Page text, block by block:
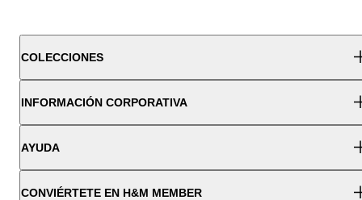
COLECCIONES
INFORMACIÓN CORPORATIVA
AYUDA
CONVIÉRTETE EN H&M MEMBER